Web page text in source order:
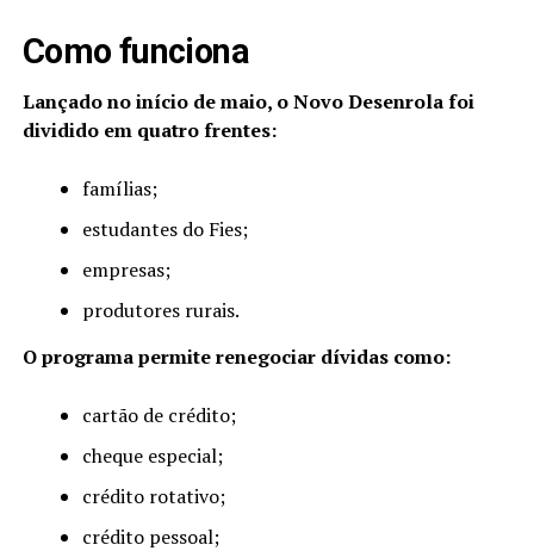
Como funciona
Lançado no início de maio, o Novo Desenrola foi
dividido em quatro frentes:
famílias;
estudantes do Fies;
empresas;
produtores rurais.
O programa permite renegociar dívidas como:
cartão de crédito;
cheque especial;
crédito rotativo;
crédito pessoal;